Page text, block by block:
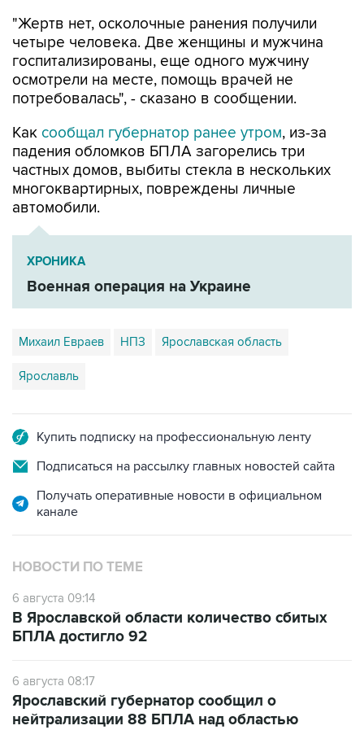
"Жертв нет, осколочные ранения получили
четыре человека. Две женщины и мужчина
госпитализированы, еще одного мужчину
осмотрели на месте, помощь врачей не
потребовалась", - сказано в сообщении.
Как сообщал губернатор ранее утром, из-за
падения обломков БПЛА загорелись три
частных домов, выбиты стекла в нескольких
многоквартирных, повреждены личные
автомобили.
ХРОНИКА
Военная операция на Украине
Михаил Евраев НПЗ Ярославская область
Ярославль
Купить подписку на профессиональную ленту
Подписаться на рассылку главных новостей сайта
Получать оперативные новости в официальном
канале
НОВОСТИ ПО ТЕМЕ
6 августа 09:14
В Ярославской области количество сбитых
БПЛА достигло 92
6 августа 08:17
Ярославский губернатор сообщил о
нейтрализации 88 БПЛА над областью